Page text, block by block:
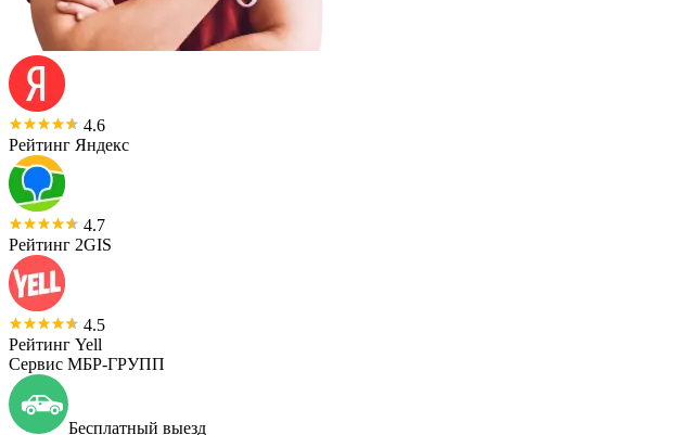
4.6
Рейтинг Яндекс
4.7
Рейтинг 2GIS
4.5
Рейтинг Yell
Сервис МБР-ГРУПП
Бесплатный выезд